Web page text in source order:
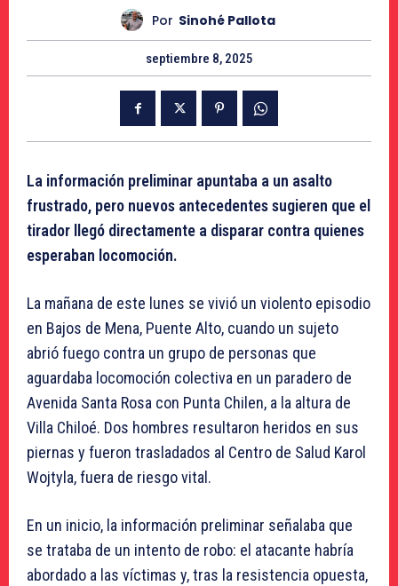
Por Sinohé Pallota
septiembre 8, 2025
La información preliminar apuntaba a un asalto
frustrado, pero nuevos antecedentes sugieren que el
tirador llegó directamente a disparar contra quienes
esperaban locomoción.
La mañana de este lunes se vivió un violento episodio
en Bajos de Mena, Puente Alto, cuando un sujeto
abrió fuego contra un grupo de personas que
aguardaba locomoción colectiva en un paradero de
Avenida Santa Rosa con Punta Chilen, a la altura de
Villa Chiloé. Dos hombres resultaron heridos en sus
piernas y fueron trasladados al Centro de Salud Karol
Wojtyla, fuera de riesgo vital.
En un inicio, la información preliminar señalaba que
se trataba de un intento de robo: el atacante habría
abordado a las víctimas y, tras la resistencia opuesta,